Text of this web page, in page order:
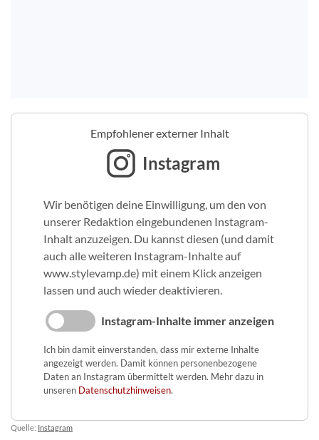
Empfohlener externer Inhalt
Instagram
Wir benötigen deine Einwilligung, um den von
unserer Redaktion eingebundenen Instagram-
Inhalt anzuzeigen. Du kannst diesen (und damit
auch alle weiteren Instagram-Inhalte auf
www.stylevamp.de) mit einem Klick anzeigen
lassen und auch wieder deaktivieren.
Instagram-Inhalte immer anzeigen
Ich bin damit einverstanden, dass mir externe Inhalte
angezeigt werden. Damit können personenbezogene
Daten an Instagram übermittelt werden. Mehr dazu in
unseren Datenschutzhinweisen.
Quelle: Instagram